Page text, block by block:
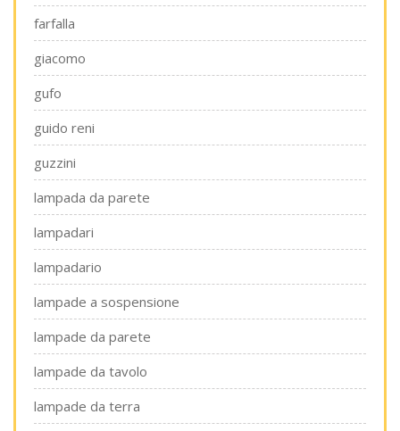
farfalla
giacomo
gufo
guido reni
guzzini
lampada da parete
lampadari
lampadario
lampade a sospensione
lampade da parete
lampade da tavolo
lampade da terra